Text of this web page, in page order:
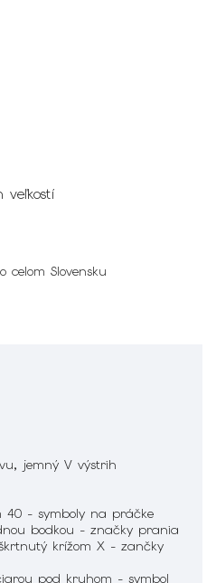
veľkostí
celom Slovensku
jemný V výstrih